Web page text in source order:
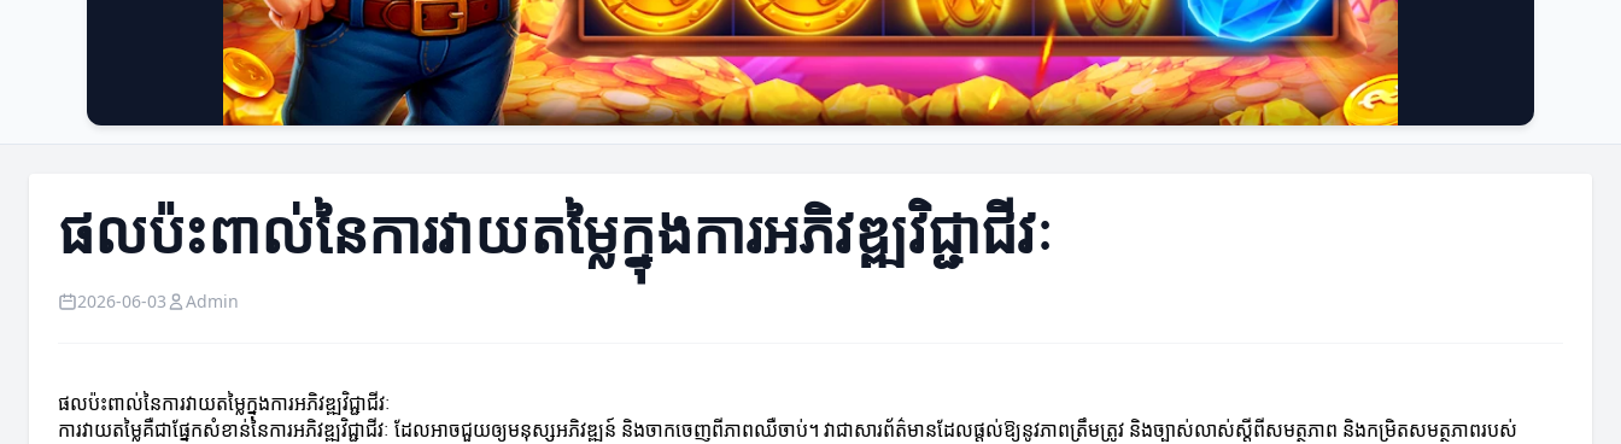
ផលប៉ះពាល់នៃការវាយតម្លៃក្នុងការអភិវឌ្ឍវិជ្ជាជីវៈ
2026-06-03 Admin
ផលប៉ះពាល់នៃការវាយតម្លៃក្នុងការអភិវឌ្ឍវិជ្ជាជីវៈ
ការវាយតម្លៃគឺជាផ្នែកសំខាន់នៃការអភិវឌ្ឍវិជ្ជាជីវៈ ដែលអាចជួយឲ្យមនុស្សអភិវឌ្ឍន៍ និងចាកចេញពីភាពឈឺចាប់។ វាជាសារព័ត៌មានដែលផ្តល់ឱ្យនូវភាពត្រឹមត្រូវ និងច្បាស់លាស់ស្តីពីសមត្ថភាព និងកម្រិតសមត្ថភាពរបស់